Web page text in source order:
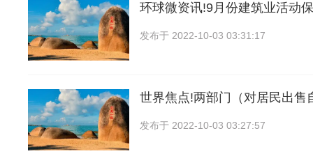
环球微资讯!9月份建筑业活动
发布于 2022-10-03 03:31:17
世界焦点!两部门（对居民出售
发布于 2022-10-03 03:27:57